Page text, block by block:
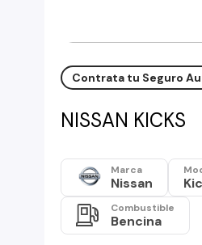
Contrata tu Seguro
NISSAN KICKS
Marca
Nissan
Combustible
Bencina